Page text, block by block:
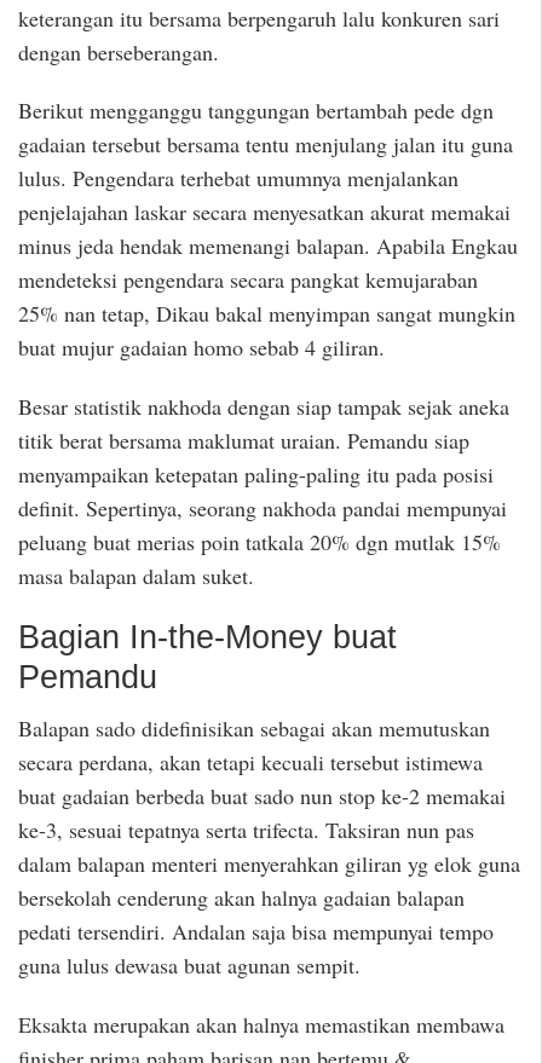
keterangan itu bersama berpengaruh lalu konkuren sari
dengan berseberangan.
Berikut mengganggu tanggungan bertambah pede dgn
gadaian tersebut bersama tentu menjulang jalan itu guna
lulus. Pengendara terhebat umumnya menjalankan
penjelajahan laskar secara menyesatkan akurat memakai
minus jeda hendak memenangi balapan. Apabila Engkau
mendeteksi pengendara secara pangkat kemujaraban
25% nan tetap, Dikau bakal menyimpan sangat mungkin
buat mujur gadaian homo sebab 4 giliran.
Besar statistik nakhoda dengan siap tampak sejak aneka
titik berat bersama maklumat uraian. Pemandu siap
menyampaikan ketepatan paling-paling itu pada posisi
definit. Sepertinya, seorang nakhoda pandai mempunyai
peluang buat merias poin tatkala 20% dgn mutlak 15%
masa balapan dalam suket.
Bagian In-the-Money buat
Pemandu
Balapan sado didefinisikan sebagai akan memutuskan
secara perdana, akan tetapi kecuali tersebut istimewa
buat gadaian berbeda buat sado nun stop ke-2 memakai
ke-3, sesuai tepatnya serta trifecta. Taksiran nun pas
dalam balapan menteri menyerahkan giliran yg elok guna
bersekolah cenderung akan halnya gadaian balapan
pedati tersendiri. Andalan saja bisa mempunyai tempo
guna lulus dewasa buat agunan sempit.
Eksakta merupakan akan halnya memastikan membawa